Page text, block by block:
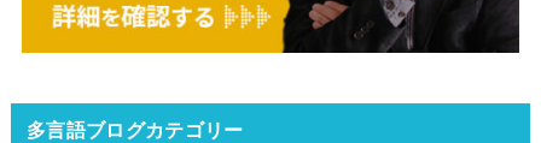
多言語ブログカテゴリー